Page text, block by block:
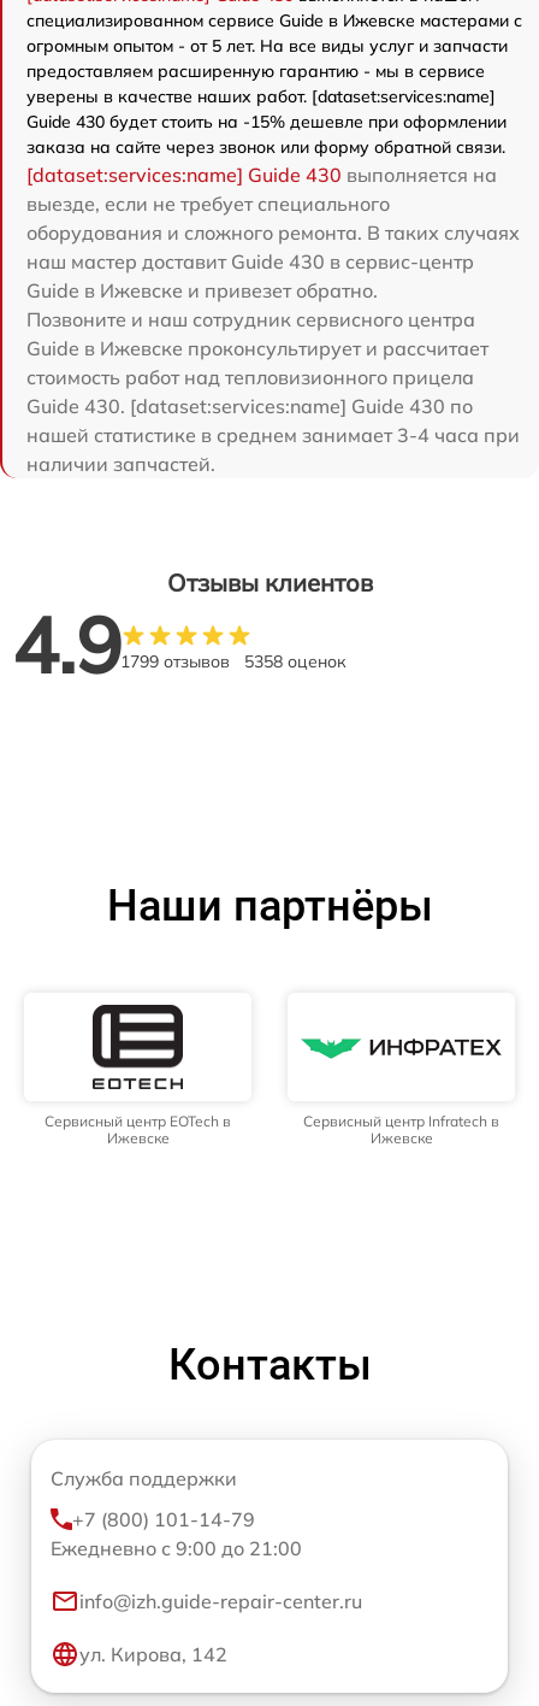
специализированном сервисе Guide в Ижевске мастерами с
огромным опытом - от 5 лет. На все виды услуг и запчасти
предоставляем расширенную гарантию - мы в сервисе
уверены в качестве наших работ. [dataset:services:name]
Guide 430 будет стоить на -15% дешевле при оформлении
заказа на сайте через звонок или форму обратной связи.
[dataset:services:name] Guide 430 выполняется на
выезде, если не требует специального
оборудования и сложного ремонта. В таких случаях
наш мастер доставит Guide 430 в сервис-центр
Guide в Ижевске и привезет обратно.
Позвоните и наш сотрудник сервисного центра
Guide в Ижевске проконсультирует и рассчитает
стоимость работ над тепловизионного прицела
Guide 430. [dataset:services:name] Guide 430 по
нашей статистике в среднем занимает 3-4 часа при
наличии запчастей.
Отзывы клиентов
4.91799 отзывов 5358 оценок
Наши партнёры
Сервисный центр EOTech в
Ижевске
Сервисный центр Infratech в
Ижевске
Контакты
Служба поддержки
+7 (800) 101-14-79
Ежедневно с 9:00 до 21:00
info@izh.guide-repair-center.ru
ул. Кирова, 142